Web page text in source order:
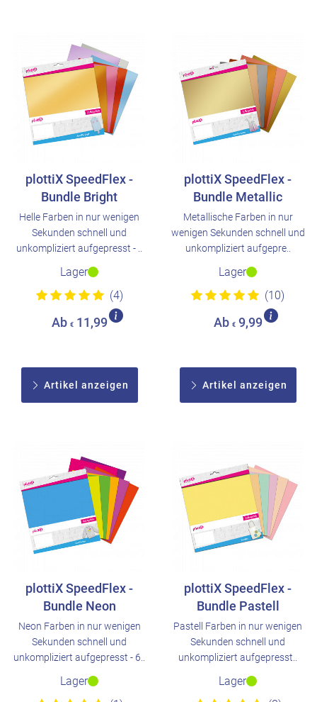
plottiX SpeedFlex -
Bundle Bright
Helle Farben in nur wenigen
Sekunden schnell und
unkompliziert aufgepresst - ..
Lager
(4)
Ab € 11,99
Artikel anzeigen
plottiX SpeedFlex -
Bundle Metallic
Metallische Farben in nur
wenigen Sekunden schnell und
unkompliziert aufgepre..
Lager
(10)
Ab € 9,99
Artikel anzeigen
plottiX SpeedFlex -
Bundle Neon
Neon Farben in nur wenigen
Sekunden schnell und
unkompliziert aufgepresst - 6..
Lager
plottiX SpeedFlex -
Bundle Pastell
Pastell Farben in nur wenigen
Sekunden schnell und
unkompliziert aufgepresst..
Lager